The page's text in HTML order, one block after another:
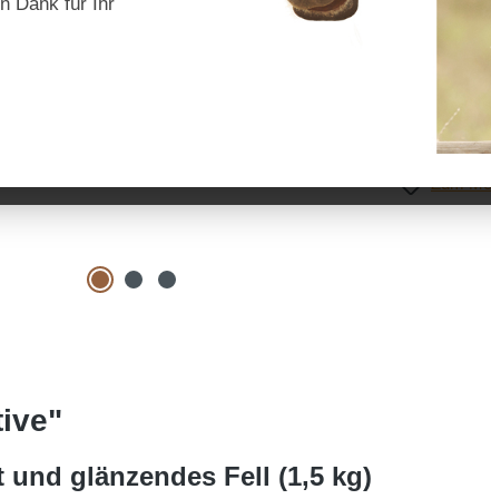
Preise inkl.
Zum
glänzendes Fell (1,5 kg)
Dank für Ihr